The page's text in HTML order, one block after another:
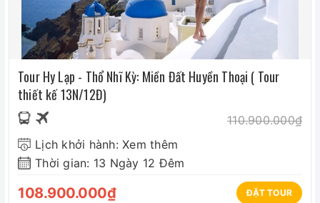
Tour Hy Lạp - Thổ Nhĩ Kỳ: Miền Đất Huyền Thoại ( Tour
thiết kế 13N/12Đ)
110.900.000₫
Lịch khởi hành: Xem thêm
Thời gian: 13 Ngày 12 Đêm
108.900.000₫ ĐẶT TOUR